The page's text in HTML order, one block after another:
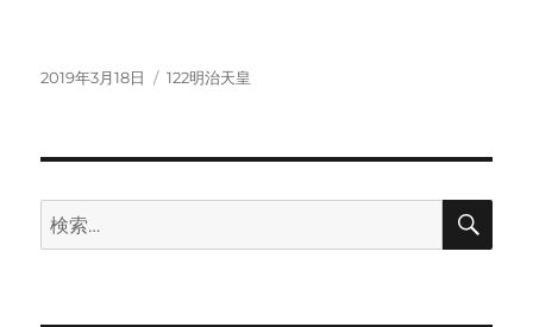
投
2019年3月18日
カ
122明治天皇
検
索:
検